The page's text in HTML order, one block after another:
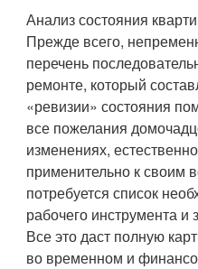
Анализ состояния
Прежде всего,
перечень
ремонте, который
«ревизии» состояния
все пожелания
изменениях,
применительно к своим
потребуется список
рабочего инструмента
Все это даст полную
во временном и